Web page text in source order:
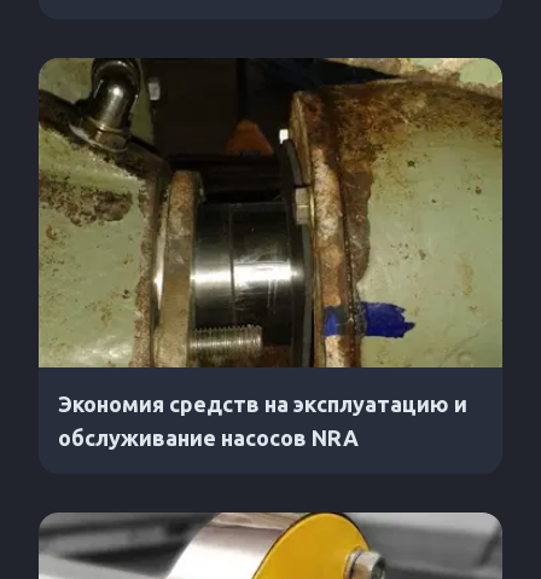
Экономия средств на эксплуатацию и
обслуживание насосов NRA